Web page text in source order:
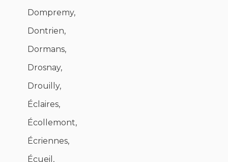
Dompremy,
Dontrien,
Dormans,
Drosnay,
Drouilly,
Éclaires,
Écollemont,
Écriennes,
Écueil,